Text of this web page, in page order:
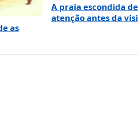
as
A praia escondida
atenção antes da